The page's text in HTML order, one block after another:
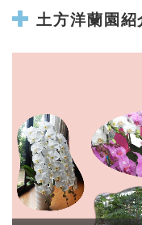
土方洋蘭園紹